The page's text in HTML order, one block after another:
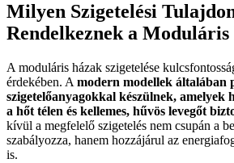
Milyen Szigetelési
Rendelkeznek a Moduláris
A moduláris házak szigetelése
érdekében. A modern modellek általában
szigetelőanyagokkal készülnek, amelyek
a hőt télen és kellemes, hűvös levegőt
kívül a megfelelő szigetelés nem csupán a
szabályozza, hanem hozzájárul az
is.